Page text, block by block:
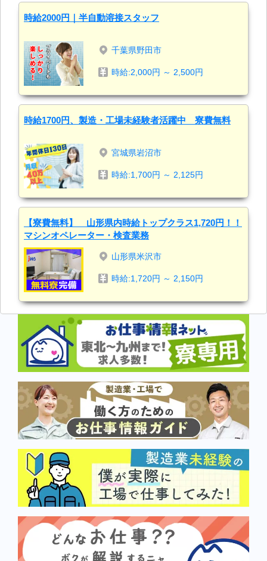
時給2000円｜半自動溶接スタッフ
千葉県野田市
時給:2,000円 ～ 2,500円
時給1700円、製造・工場未経験者活躍中 寮費無料
宮城県岩沼市
時給:1,700円 ～ 2,125円
【寮費無料】 山形県内時給トップクラス1,720円！！
マシンオペレーター・検査業務
山形県米沢市
時給:1,720円 ～ 2,150円